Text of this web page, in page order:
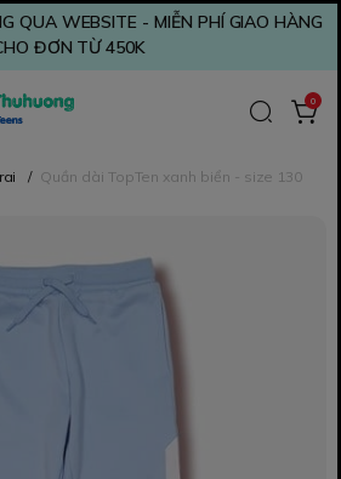
QUA WEBSITE - MIỄN PHÍ GIAO HÀNG
ĐƠN TỪ 450K
0
/ Quần dài TopTen xanh biển - size 130